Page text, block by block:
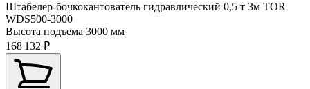
Штабелер-бочкокантователь гидравлический 0,5 т 3м TOR
WDS500-3000
Высота подъема 3000 мм
168 132 ₽